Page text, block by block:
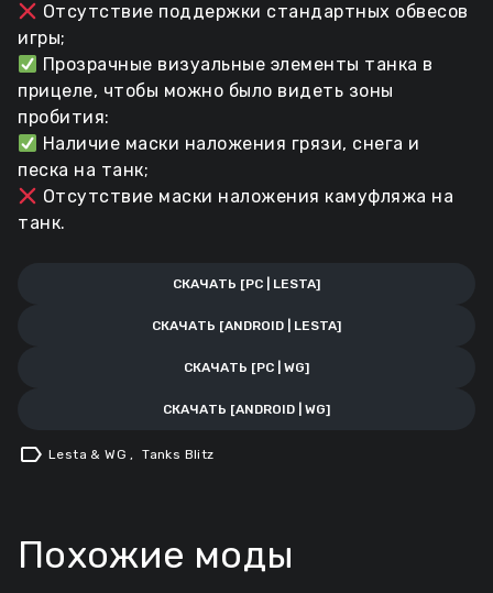
Отсутствие поддержки стандартных обвесов
игры;
Прозрачные визуальные элементы танка в
прицеле, чтобы можно было видеть зоны
пробития:
Наличие маски наложения грязи, снега и
песка на танк;
Отсутствие маски наложения камуфляжа на
танк.
СКАЧАТЬ [PC | LESTA]
СКАЧАТЬ [ANDROID | LESTA]
СКАЧАТЬ [PC | WG]
СКАЧАТЬ [ANDROID | WG]
label Lesta & WG, Tanks Blitz
Похожие моды